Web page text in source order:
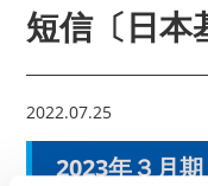
短信〔日本
2022.07.25
2023年３月